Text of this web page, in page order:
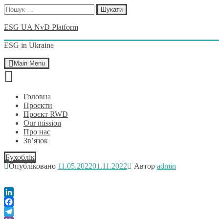
Пошук:
to
ESG UA NvD Platform
ESG in Ukraine
Main Menu
Головна
Проєкти
Проєкт RWD
Our mission
Про нас
Зв’язок
Бухоблік
Опубліковано 11.05.202201.11.2022 Автор admin
LinkedIn
Facebook